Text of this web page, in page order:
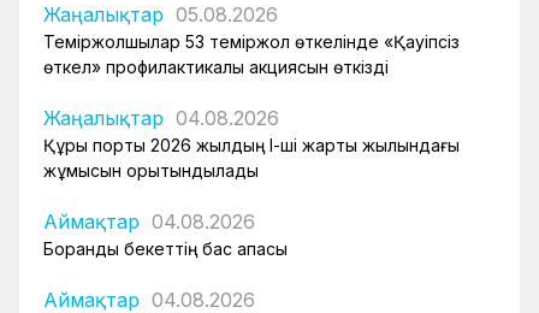
Жаңалықтар 05.08.2026
Теміржолшылар 53 теміржол өткелінде «Қауіпсіз
өткел» профилактикалық акциясын өткізді
Жаңалықтар 04.08.2026
Құрық порты 2026 жылдың І-ші жарты жылындағы
жұмысын қорытындылады
Аймақтар 04.08.2026
Боранды бекеттің бас қақпасы
Аймақтар 04.08.2026